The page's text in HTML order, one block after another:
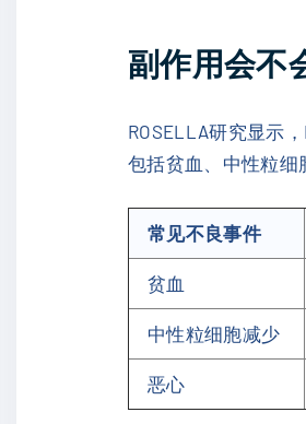
副作用会不
ROSELLA研究显示
包括贫血、中性粒细
常见不良事件
贫血
中性粒细胞减少
恶心